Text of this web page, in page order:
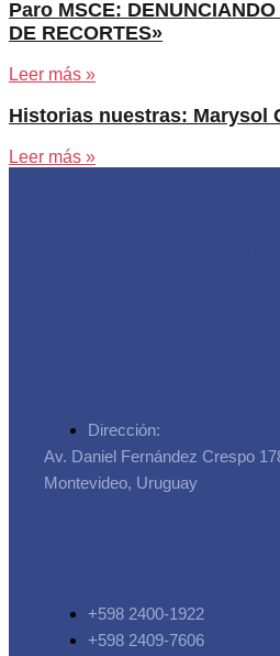
Paro MSCE:
DE RECORTES»
Leer más »
Historias nuestras: Marysol
Leer más »
Dirección:
Av. Daniel Fernández Crespo
Montevideo, Uruguay
+598 2400-1922
+598 2409-7606